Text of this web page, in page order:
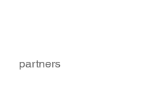
partners